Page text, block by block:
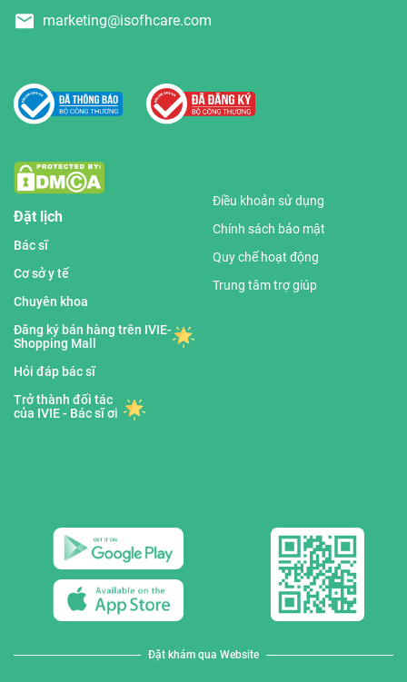
marketing@isofhcare.com
Đặt lịch
Bác sĩ
Cơ sở y tế
Chuyên khoa
Đăng ký bán hàng trên IVIE-
Shopping Mall
Hỏi đáp bác sĩ
Trở thành đối tác
của IVIE - Bác sĩ ơi
Điều khoản sử dụng
Chính sách bảo mật
Quy chế hoạt động
Trung tâm trợ giúp
Đặt khám qua Website